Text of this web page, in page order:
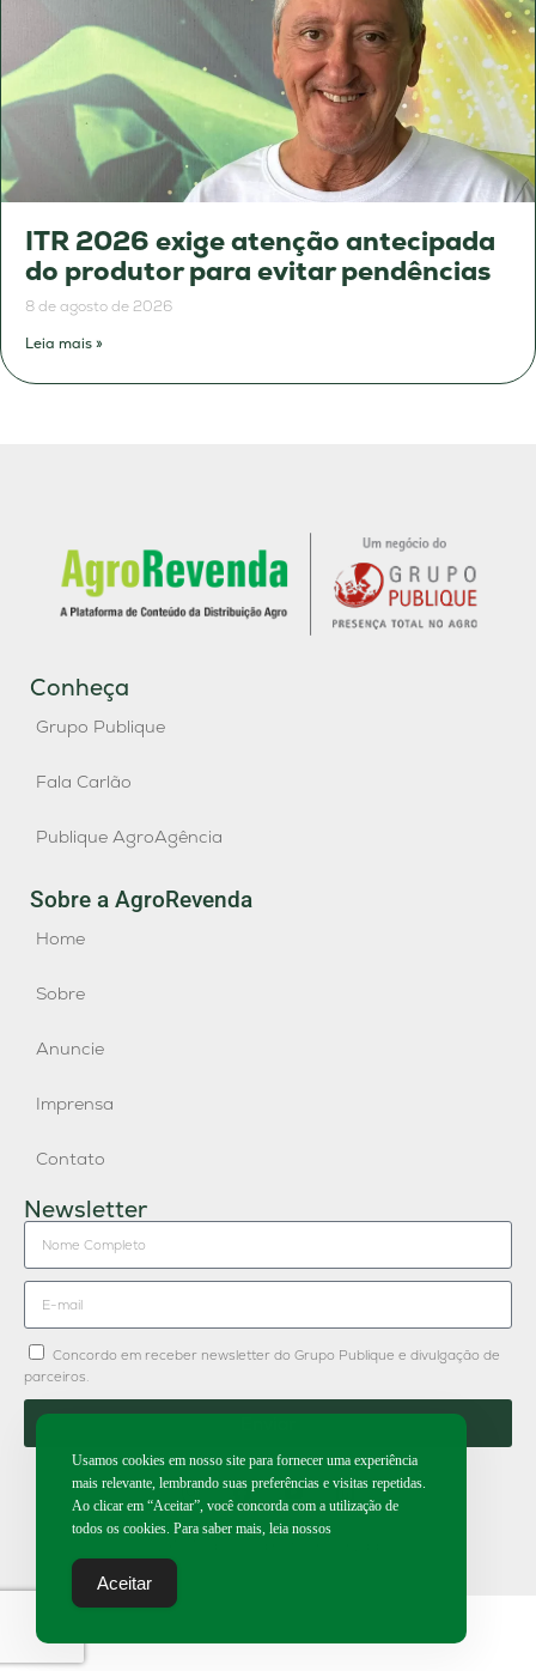
ITR 2026 exige atenção antecipada
do produtor para evitar pendências
8 de agosto de 2026
Leia mais »
Conheça
Grupo Publique
Fala Carlão
Publique AgroAgência
Sobre a AgroRevenda
Home
Sobre
Anuncie
Imprensa
Contato
Newsletter
Concordo em receber newsletter do Grupo Publique e divulgação de
parceiros.
Usamos cookies em nosso site para fornecer uma experiência
mais relevante, lembrando suas preferências e visitas repetidas.
Ao clicar em “Aceitar”, você concorda com a utilização de
todos os cookies. Para saber mais, leia nossos
Aceitar